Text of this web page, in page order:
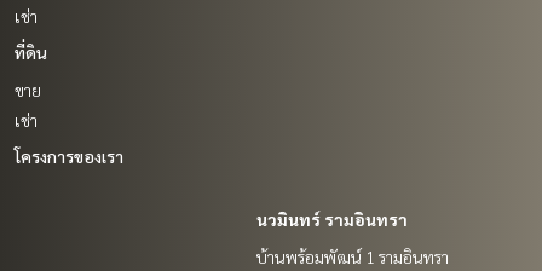
เช่า
ที่ดิน
ขาย
เช่า
โครงการของเรา
นวมินทร์ รามอินทรา
บ้านพร้อมพัฒน์ 1 รามอินทรา